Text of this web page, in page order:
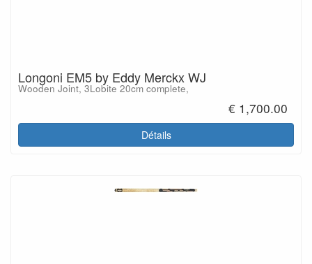
Longoni EM5 by Eddy Merckx WJ
Wooden Joint, 3Lobite 20cm complete,
€ 1,700.00
Détails